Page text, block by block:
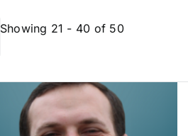
Showing 21 - 40 of 50